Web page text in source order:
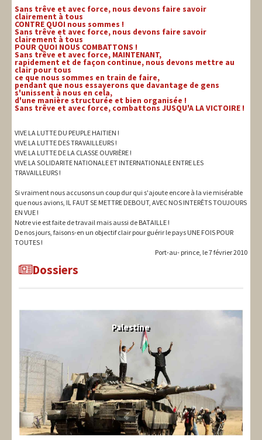
Sans trêve et avec force, nous devons faire savoir
clairement à tous
CONTRE QUOI nous sommes !
Sans trêve et avec force, nous devons faire savoir
clairement à tous
POUR QUOI NOUS COMBATTONS !
Sans trêve et avec force, MAINTENANT,
rapidement et de façon continue, nous devons mettre au
clair pour tous
ce que nous sommes en train de faire,
pendant que nous essayerons que davantage de gens
s'unissent à nous en cela,
d'une manière structurée et bien organisée !
Sans trêve et avec force, combattons JUSQU'A LA VICTOIRE !
VIVE LA LUTTE DU PEUPLE HAITIEN !
VIVE LA LUTTE DES TRAVAILLEURS !
VIVE LA LUTTE DE LA CLASSE OUVRIÈRE !
VIVE LA SOLIDARITE NATIONALE ET INTERNATIONALE ENTRE LES
TRAVAILLEURS !
Si vraiment nous accusons un coup dur qui s'ajoute encore à la vie misérable
que nous avions, IL FAUT SE METTRE DEBOUT, AVEC NOS INTERÊTS TOUJOURS
EN VUE !
Notre vie est faite de travail mais aussi de BATAILLE !
De nos jours, faisons-en un objectif clair pour guérir le pays UNE FOIS POUR
TOUTES !
Port-au- prince, le 7 février 2010
Dossiers
Palestine